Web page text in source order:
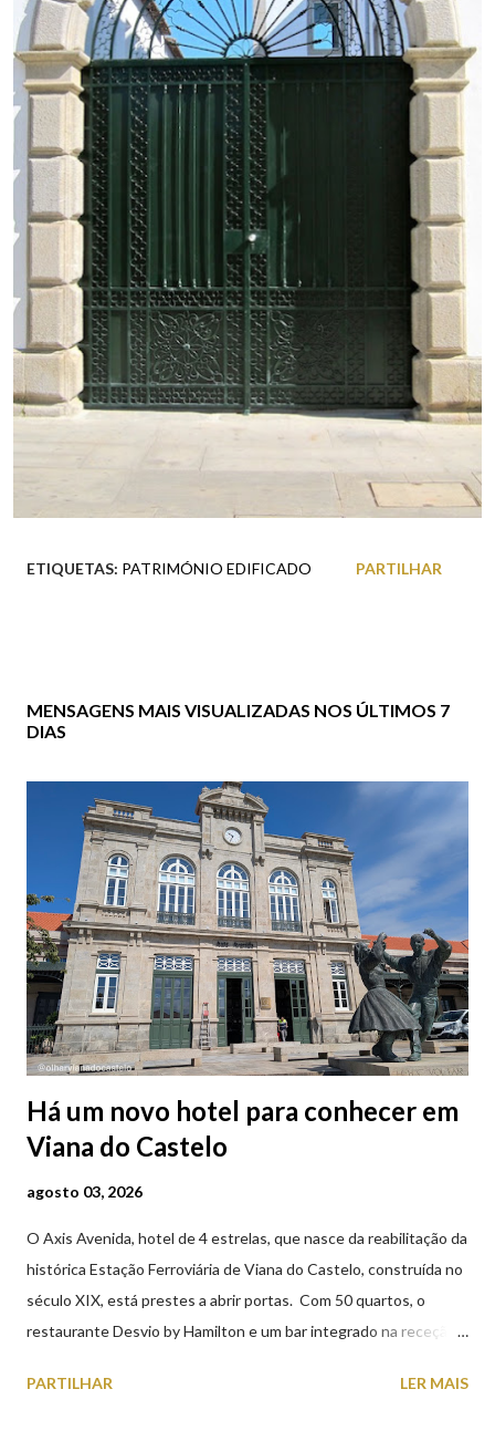
ETIQUETAS: PATRIMÓNIO EDIFICADO PARTILHAR
MENSAGENS MAIS VISUALIZADAS NOS ÚLTIMOS 7
DIAS
Há um novo hotel para conhecer em
Viana do Castelo
agosto 03, 2026
O Axis Avenida, hotel de 4 estrelas, que nasce da reabilitação da
histórica Estação Ferroviária de Viana do Castelo, construída no
século XIX, está prestes a abrir portas. Com 50 quartos, o
restaurante Desvio by Hamilton e um bar integrado na receção,
peças históricas cedidas pela IP Património que homenageiam a
PARTILHAR LER MAIS